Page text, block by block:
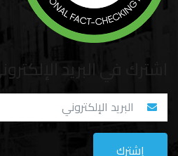
اشترك في البريد الإلكتروني